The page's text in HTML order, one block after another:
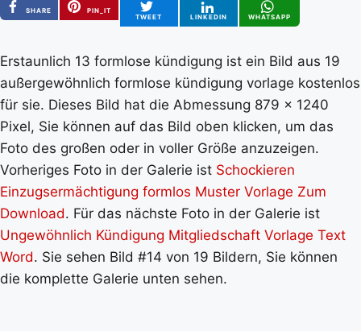
SHARE
PIN_IT
TWEET
LINKEDIN WHATSAPP
Erstaunlich 13 formlose kündigung ist ein Bild aus 19
außergewöhnlich formlose kündigung vorlage kostenlos
für sie. Dieses Bild hat die Abmessung 879 x 1240
Pixel, Sie können auf das Bild oben klicken, um das
Foto des großen oder in voller Größe anzuzeigen.
Vorheriges Foto in der Galerie ist Schockieren
Einzugsermächtigung formlos Muster Vorlage Zum
Download. Für das nächste Foto in der Galerie ist
Ungewöhnlich Kündigung Mitgliedschaft Vorlage Text
Word. Sie sehen Bild #14 von 19 Bildern, Sie können
die komplette Galerie unten sehen.